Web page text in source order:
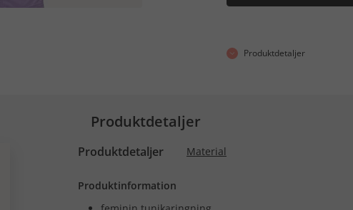
Produktdetaljer
Produktdetaljer
Produktdetaljer Material
Produktinformation